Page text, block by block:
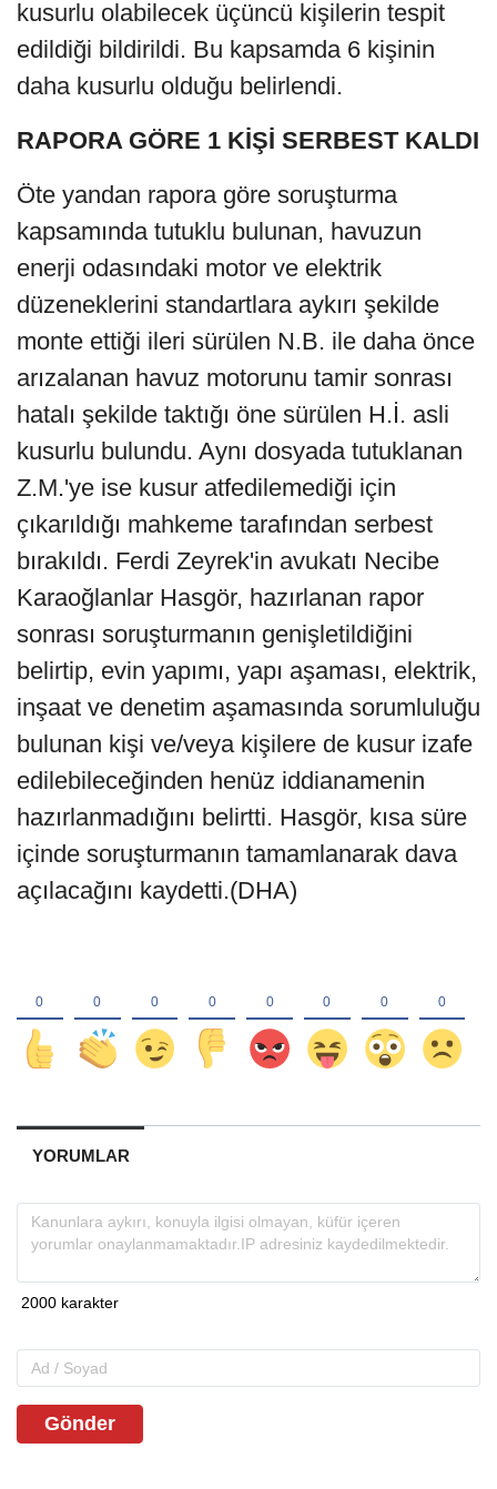
kusurlu olabilecek üçüncü kişilerin tespit
edildiği bildirildi. Bu kapsamda 6 kişinin
daha kusurlu olduğu belirlendi.
RAPORA GÖRE 1 KİŞİ SERBEST KALDI
Öte yandan rapora göre soruşturma
kapsamında tutuklu bulunan, havuzun
enerji odasındaki motor ve elektrik
düzeneklerini standartlara aykırı şekilde
monte ettiği ileri sürülen N.B. ile daha önce
arızalanan havuz motorunu tamir sonrası
hatalı şekilde taktığı öne sürülen H.İ. asli
kusurlu bulundu. Aynı dosyada tutuklanan
Z.M.'ye ise kusur atfedilemediği için
çıkarıldığı mahkeme tarafından serbest
bırakıldı. Ferdi Zeyrek'in avukatı Necibe
Karaoğlanlar Hasgör, hazırlanan rapor
sonrası soruşturmanın genişletildiğini
belirtip, evin yapımı, yapı aşaması, elektrik,
inşaat ve denetim aşamasında sorumluluğu
bulunan kişi ve/veya kişilere de kusur izafe
edilebileceğinden henüz iddianamenin
hazırlanmadığını belirtti. Hasgör, kısa süre
içinde soruşturmanın tamamlanarak dava
açılacağını kaydetti.(DHA)
YORUMLAR
Gönder